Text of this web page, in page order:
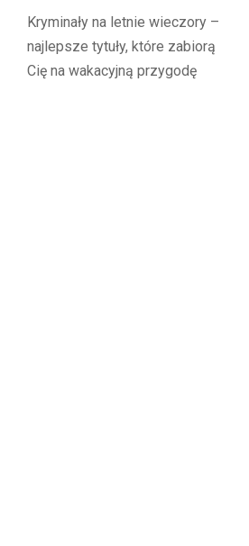
Kryminały na letnie wieczory –
najlepsze tytuły, które zabiorą
Cię na wakacyjną przygodę